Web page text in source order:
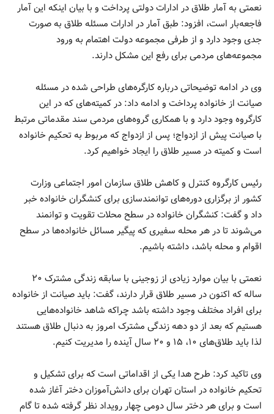
نعمتی به آمار طلاق در ادارات دولتی پرداخت و با بیان اینکه این آمار
فاجعه‌بار است، افزود: طبق آمار در ادارات مسئله طلاق به صورت
جدی وجود دارد و از طرفی مجموعه دولت اهتمام به ورود
مجموعه‌های مردمی برای رفع این مشکل دارند.
وی در ادامه توضیحاتی درباره کارگره‌های طراحی شده در مسئله
صیانت از خانواده پرداخت و ادامه داد: در کمیته‌های که در این
کارگروه وجود دارد و با همکاری گروه‌های مردمی سند مقدماتی مرتبط
با صیانت پیش از ازدواج؛ پس از ازدواج که مربوط به تحکیم خانواده
است و کمیته در مسیر طلاق را ایجاد خواهیم کرد.
رئیس کارگروه کنترل و کاهش طلاق سازمان امور اجتماعی وزارت
کشور از برگزاری دوره‌های توانمندسازی برای کنشگران خانواده خبر
داد و گفت: کنشگران خانواده در سطح محلات تقویت و توانمند
می‌شوند تا در هر محله سفیری که پیگیر مسائل خانواده‌ها در سطح
اقوام و محله باشد، داشته باشیم.
نعمتی با بیان موارد زیادی از زوجینی با سابقه زندگی مشترک ۲۰
ساله که اکنون در مسیر طلاق قرار دارند، گفت: باید صیانت از خانواده
برای افراد مختلف وجود داشته باشد چراکه شاهد خانواده‌هایی
هستیم که بعد از دو دهه زندگی مشترک امروز به دنبال طلاق هستند
لذا باید طلاق‌های ۱۰، ۱۵ و ۲۰ سال آینده را مدیریت کنیم.
وی تاکید کرد: طرح هدا یکی از اقداماتی است که برای تشکیل و
تحکیم خانواده در استان تهران برای دانش‌آموزان دختر آغاز شده
است و برای هر دختر سال دومی چهار رویداد نظر گرفته شده تا گام